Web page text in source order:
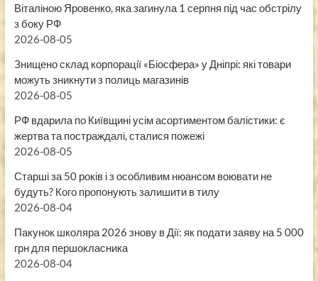
Віталіною Яровенко, яка загинула 1 серпня під час обстрілу
з боку РФ
2026-08-05
Знищено склад корпорації «Біосфера» у Дніпрі: які товари
можуть зникнути з полиць магазинів
2026-08-05
РФ вдарила по Київщині усім асортиментом балістики: є
жертва та постраждалі, сталися пожежі
2026-08-05
Старші за 50 років і з особливим нюансом воювати не
будуть? Кого пропонують залишити в тилу
2026-08-04
Пакунок школяра 2026 знову в Дії: як подати заяву на 5 000
грн для першокласника
2026-08-04